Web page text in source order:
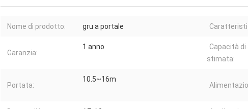
Nome di prodotto: gru a portale
Garanzia:
1 anno
Capacità di
stimata:
Portata:
10.5~16m